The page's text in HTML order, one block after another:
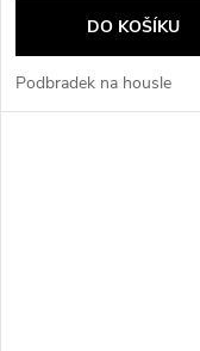
DO KOŠÍKU
Podbradek na housle